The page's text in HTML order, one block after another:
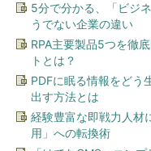
5分で分かる、「ビジ
うでない企業の違い
RPA主要製品5つを徹
トとは？
PDFに眠る情報をど
出す方法とは
経験豊富な即戦力人材
用」への転換術